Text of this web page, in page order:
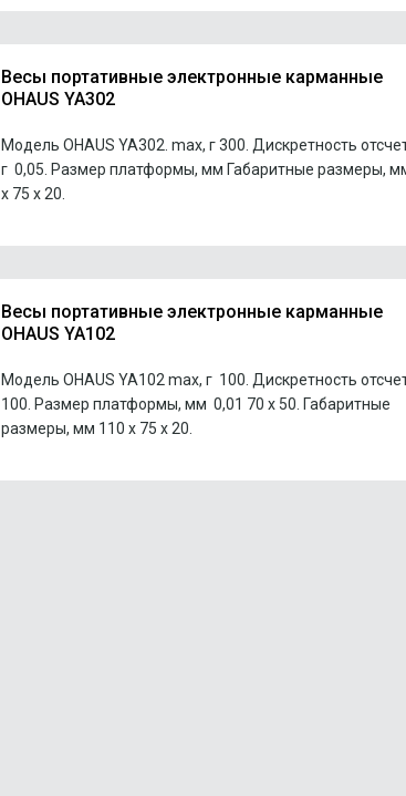
Весы портативные электронные карманные
OHAUS YA302
Модель OHAUS YA302. max, г 300. Дискретность
г 0,05. Размер платформы, мм Габаритные размеры,
х 75 х 20.
Весы портативные электронные карманные
OHAUS YA102
Модель OHAUS YA102 max, г 100. Дискретность
100. Размер платформы, мм 0,01 70 х 50. Габаритные
размеры, мм 110 х 75 х 20.